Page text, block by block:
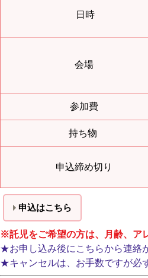
日時
会場
参加費
持ち物
申込締め切り
申込はこちら
※託児をご希望の方は、月齢、ア
★お申し込み後にこちらから連絡
★キャンセルは、お手数ですが必